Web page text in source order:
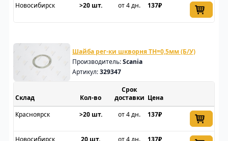
Новосибирск >20 шт. от 4 дн. 137₽
Шайба рег-ки шкворня TH=0,5мм (Б/У)
Производитель:Scania
Артикул:329347
Склад
Срок
доставки Цена
Красноярск
>20 шт. от 4 дн. 137₽
Новосибирск 20 шт. от 4 дн. 137₽